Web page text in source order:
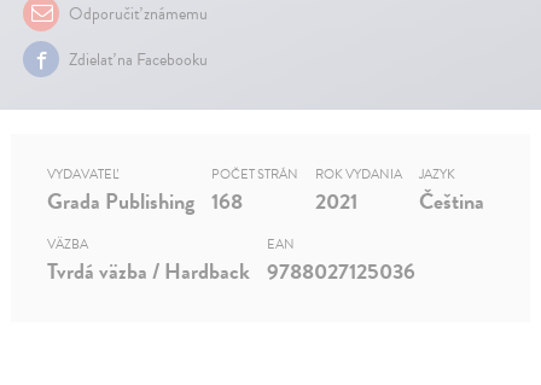
Odporučiť známemu
Zdielať na Facebooku
VYDAVATEĽ
Grada Publishing
POČET STRÁN
168
ROK VYDANIA
2021
JAZYK
Čeština
VÄZBA
Tvrdá väzba / Hardback
EAN
9788027125036